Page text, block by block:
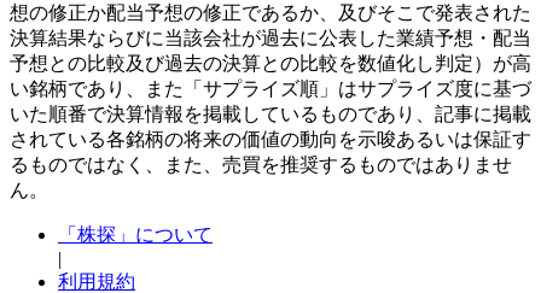
想の修正か配当予想の修正であるか、及びそこで発表された
決算結果ならびに当該会社が過去に公表した業績予想・配当
予想との比較及び過去の決算との比較を数値化し判定）が高
い銘柄であり、また「サプライズ順」はサプライズ度に基づ
いた順番で決算情報を掲載しているものであり、記事に掲載
されている各銘柄の将来の価値の動向を示唆あるいは保証す
るものではなく、また、売買を推奨するものではありませ
ん。
「株探」について
|
利用規約